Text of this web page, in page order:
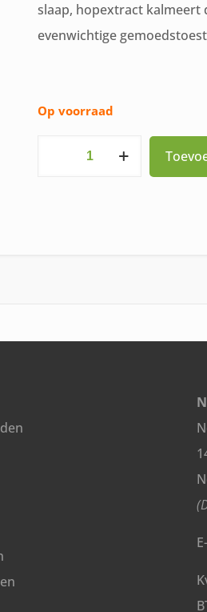
slaap, hopextract kalmeert
evenwichtige
Op voorraad